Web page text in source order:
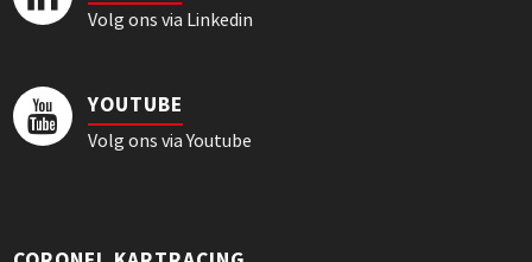
Volg ons via Linkedin
YOUTUBE
Volg ons via Youtube